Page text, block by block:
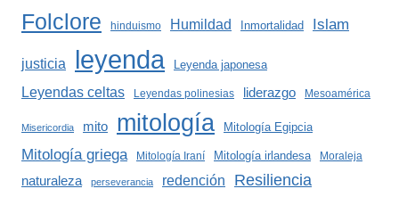
Folclore hinduismo Humildad Inmortalidad Islam
justicia leyenda Leyenda japonesa
Leyendas celtas Leyendas polinesias liderazgo Mesoamérica
Misericordia mito mitología Mitología Egipcia
Mitología griega Mitología Iraní Mitología irlandesa Moraleja
naturaleza perseverancia redención Resiliencia